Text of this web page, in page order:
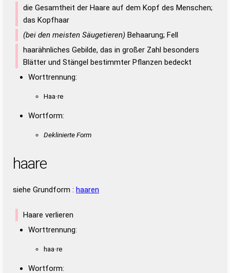
die Gesamtheit der Haare auf dem Kopf des Menschen;
das Kopfhaar
(bei den meisten Säugetieren) Behaarung; Fell
haarähnliches Gebilde, das in großer Zahl besonders
Blätter und Stängel bestimmter Pflanzen bedeckt
Worttrennung:
Haa·re
Wortform:
Deklinierte Form
haare
siehe Grundform : haaren
Haare verlieren
Worttrennung:
haa·re
Wortform: